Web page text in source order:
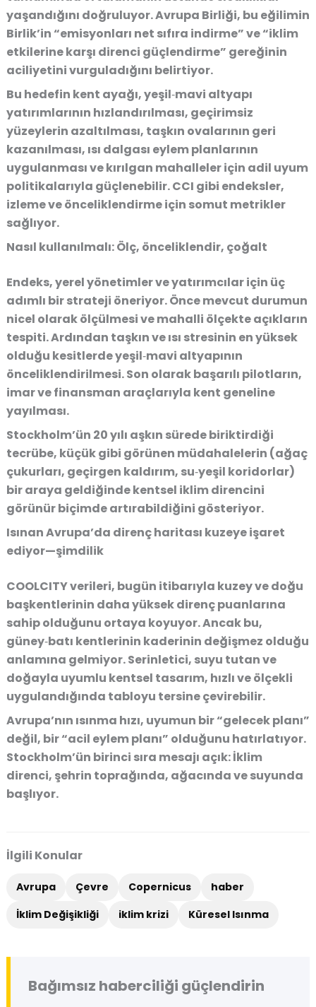
yaşandığını doğruluyor. Avrupa Birliği, bu eğilimin
Birlik’in “emisyonları net sıfıra indirme” ve “iklim
etkilerine karşı direnci güçlendirme” gereğinin
aciliyetini vurguladığını belirtiyor.
Bu hedefin kent ayağı, yeşil‑mavi altyapı
yatırımlarının hızlandırılması, geçirimsiz
yüzeylerin azaltılması, taşkın ovalarının geri
kazanılması, ısı dalgası eylem planlarının
uygulanması ve kırılgan mahalleler için adil uyum
politikalarıyla güçlenebilir. CCI gibi endeksler,
izleme ve önceliklendirme için somut metrikler
sağlıyor.
Nasıl kullanılmalı: Ölç, önceliklendir, çoğalt
Endeks, yerel yönetimler ve yatırımcılar için üç
adımlı bir strateji öneriyor. Önce mevcut durumun
nicel olarak ölçülmesi ve mahalli ölçekte açıkların
tespiti. Ardından taşkın ve ısı stresinin en yüksek
olduğu kesitlerde yeşil‑mavi altyapının
önceliklendirilmesi. Son olarak başarılı pilotların,
imar ve finansman araçlarıyla kent geneline
yayılması.
Stockholm’ün 20 yılı aşkın sürede biriktirdiği
tecrübe, küçük gibi görünen müdahalelerin (ağaç
çukurları, geçirgen kaldırım, su‑yeşil koridorlar)
bir araya geldiğinde kentsel iklim direncini
görünür biçimde artırabildiğini gösteriyor.
Isınan Avrupa’da direnç haritası kuzeye işaret
ediyor—şimdilik
COOLCITY verileri, bugün itibarıyla kuzey ve doğu
başkentlerinin daha yüksek direnç puanlarına
sahip olduğunu ortaya koyuyor. Ancak bu,
güney‑batı kentlerinin kaderinin değişmez olduğu
anlamına gelmiyor. Serinletici, suyu tutan ve
doğayla uyumlu kentsel tasarım, hızlı ve ölçekli
uygulandığında tabloyu tersine çevirebilir.
Avrupa’nın ısınma hızı, uyumun bir “gelecek planı”
değil, bir “acil eylem planı” olduğunu hatırlatıyor.
Stockholm’ün birinci sıra mesajı açık: İklim
direnci, şehrin toprağında, ağacında ve suyunda
başlıyor.
İlgili Konular
Avrupa Çevre Copernicus
haber
İklim Değişikliği
iklim krizi Küresel Isınma
Bağımsız haberciliği güçlendirin